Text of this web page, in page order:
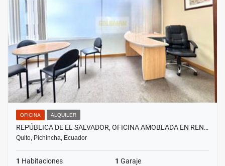
OFICINA ALQUILER
REPÚBLICA DE EL SALVADOR, OFICINA AMOBLADA EN REN…
Quito, Pichincha, Ecuador
1 Habitaciones 1 Garaje